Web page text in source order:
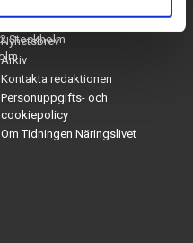
Stockholm
Appar
Nyhetsbrev
Arkiv
Kontakta redaktionen
Personuppgifts- och
cookiepolicy
Om Tidningen Näringslivet